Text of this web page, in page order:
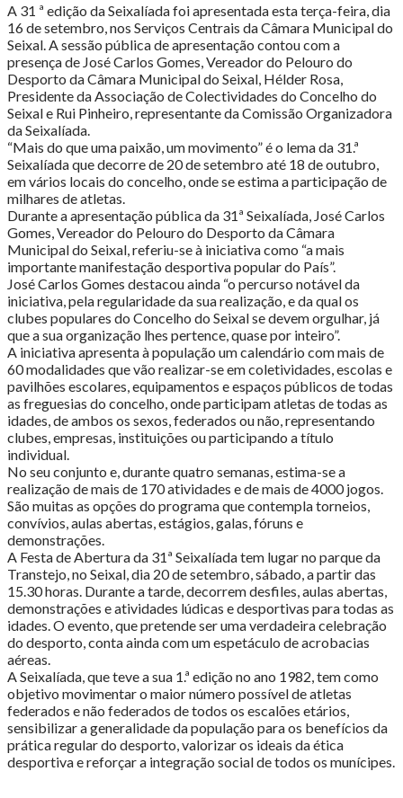
20
de
setembro"
A 31 ª edição da Seixalíada foi apresentada esta terça-feira, dia
16 de setembro, nos Serviços Centrais da Câmara Municipal do
Seixal. A sessão pública de apresentação contou com a
presença de José Carlos Gomes, Vereador do Pelouro do
Desporto da Câmara Municipal do Seixal, Hélder Rosa,
Presidente da Associação de Colectividades do Concelho do
Seixal e Rui Pinheiro, representante da Comissão Organizadora
da Seixalíada.
“Mais do que uma paixão, um movimento” é o lema da 31.ª
Seixalíada que decorre de 20 de setembro até 18 de outubro,
em vários locais do concelho, onde se estima a participação de
milhares de atletas.
Durante a apresentação pública da 31ª Seixalíada, José Carlos
Gomes, Vereador do Pelouro do Desporto da Câmara
Municipal do Seixal, referiu-se à iniciativa como “a mais
importante manifestação desportiva popular do País”.
José Carlos Gomes destacou ainda “o percurso notável da
iniciativa, pela regularidade da sua realização, e da qual os
clubes populares do Concelho do Seixal se devem orgulhar, já
que a sua organização lhes pertence, quase por inteiro”.
A iniciativa apresenta à população um calendário com mais de
60 modalidades que vão realizar-se em coletividades, escolas e
pavilhões escolares, equipamentos e espaços públicos de todas
as freguesias do concelho, onde participam atletas de todas as
idades, de ambos os sexos, federados ou não, representando
clubes, empresas, instituições ou participando a título
individual.
No seu conjunto e, durante quatro semanas, estima-se a
realização de mais de 170 atividades e de mais de 4000 jogos.
São muitas as opções do programa que contempla torneios,
convívios, aulas abertas, estágios, galas, fóruns e
demonstrações.
A Festa de Abertura da 31ª Seixalíada tem lugar no parque da
Transtejo, no Seixal, dia 20 de setembro, sábado, a partir das
15.30 horas. Durante a tarde, decorrem desfiles, aulas abertas,
demonstrações e atividades lúdicas e desportivas para todas as
idades. O evento, que pretende ser uma verdadeira celebração
do desporto, conta ainda com um espetáculo de acrobacias
aéreas.
A Seixalíada, que teve a sua 1.ª edição no ano 1982, tem como
objetivo movimentar o maior número possível de atletas
federados e não federados de todos os escalões etários,
sensibilizar a generalidade da população para os benefícios da
prática regular do desporto, valorizar os ideais da ética
desportiva e reforçar a integração social de todos os munícipes.